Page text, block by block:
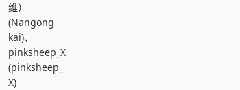
维）
(Nangong
kai)、
pinksheep_X
(pinksheep_
X)